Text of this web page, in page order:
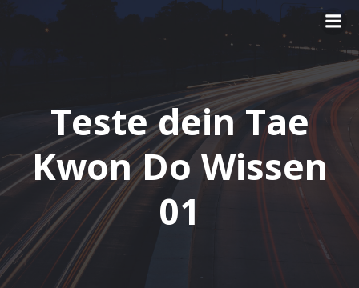
Zum
springen
Teste dein Tae
Kwon Do Wissen
01